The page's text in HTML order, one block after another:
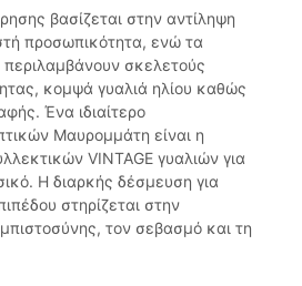
βασίζεται στην αντίληψη
προσωπικότητα, ενώ τα
σκελετούς
κομψά γυαλιά ηλίου καθώς
Ένα ιδιαίτερο
Μαυρομμάτη είναι η
VINTAGE γυαλιών για
Η διαρκής δέσμευση για
στηρίζεται στην
τον σεβασμό και τη